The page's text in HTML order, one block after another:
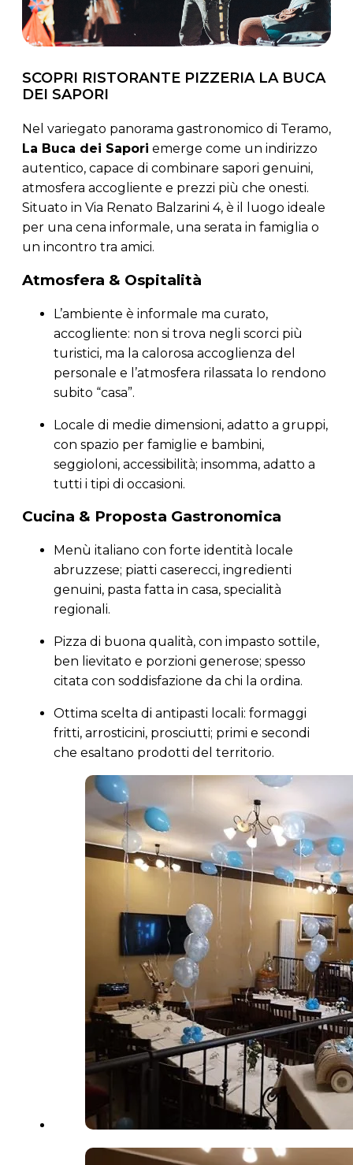
SCOPRI RISTORANTE PIZZERIA LA BUCA
DEI SAPORI
Nel variegato panorama gastronomico di Teramo,
La Buca dei Sapori emerge come un indirizzo
autentico, capace di combinare sapori genuini,
atmosfera accogliente e prezzi più che onesti.
Situato in Via Renato Balzarini 4, è il luogo ideale
per una cena informale, una serata in famiglia o
un incontro tra amici.
Atmosfera & Ospitalità
L’ambiente è informale ma curato,
accogliente: non si trova negli scorci più
turistici, ma la calorosa accoglienza del
personale e l’atmosfera rilassata lo rendono
subito “casa”.
Locale di medie dimensioni, adatto a gruppi,
con spazio per famiglie e bambini,
seggioloni, accessibilità; insomma, adatto a
tutti i tipi di occasioni.
Cucina & Proposta Gastronomica
Menù italiano con forte identità locale
abruzzese; piatti caserecci, ingredienti
genuini, pasta fatta in casa, specialità
regionali.
Pizza di buona qualità, con impasto sottile,
ben lievitato e porzioni generose; spesso
citata con soddisfazione da chi la ordina.
Ottima scelta di antipasti locali: formaggi
fritti, arrosticini, prosciutti; primi e secondi
che esaltano prodotti del territorio.